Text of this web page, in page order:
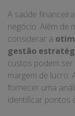
A saúde
negócio. Além de
considerar a
gestão
custos podem
margem de lucro.
fornecer uma
identificar pontos